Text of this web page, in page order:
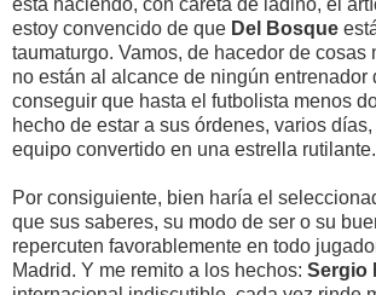
está haciendo, con careta de ladino, el
estoy convencido de que Del Bosque
taumaturgo. Vamos, de hacedor de cosas
no están al alcance de ningún entrenador
conseguir que hasta el futbolista menos
hecho de estar a sus órdenes, varios
equipo convertido en una estrella rutilante.
Por consiguiente, bien haría el
que sus saberes, su modo de ser o su
repercuten favorablemente en todo
Madrid. Y me remito a los hechos: Sergio